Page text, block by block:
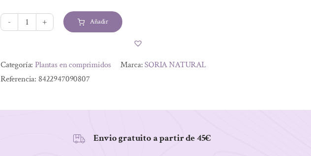
era:
13,50 €.
es:
11,21 €.
CAPSULAS
LIBERACION
PROLONGADA
caps
Añadir
Categoría:Plantas en comprimidos Marca:SORIA NATURAL
Referencia: 8422947090807
Envio gratuito a partir de 45€